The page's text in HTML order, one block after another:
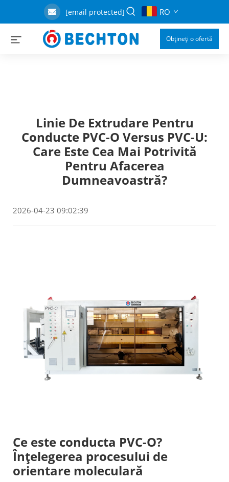
[email protected] RO
Obțineți o ofertă
Linie De Extrudare Pentru
Conducte PVC-O Versus PVC-U:
Care Este Cea Mai Potrivită
Pentru Afacerea
Dumneavoastră?
2026-04-23 09:02:39
Ce este conducta PVC-O?
Înțelegerea procesului de
orientare moleculară